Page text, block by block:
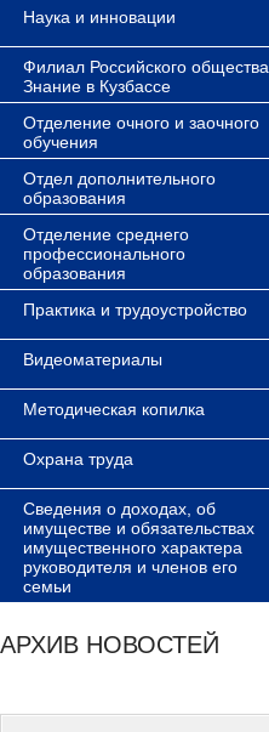
Наука и инновации
Филиал Российского общества
Знание в Кузбассе
Отделение очного и заочного
обучения
Отдел дополнительного
образования
Отделение среднего
профессионального
образования
Практика и трудоустройство
Видеоматериалы
Методическая копилка
Охрана труда
Сведения о доходах, об
имуществе и обязательствах
имущественного характера
руководителя и членов его
семьи
АРХИВ НОВОСТЕЙ